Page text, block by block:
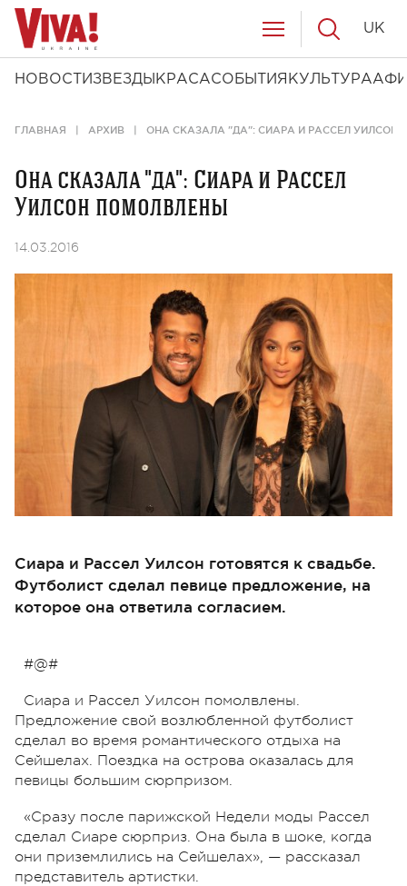
НОВОСТИ ЗВЕЗДЫ КРАСАСОБЫТИЯ КУЛЬТУРА
UK
ГЛАВНАЯ АРХИВ ОНА СКАЗАЛА "ДА": СИАРА И РАССЕЛ УИЛСОН
Она сказала "да": Сиара и Рассел
Уилсон помолвлены
14.03.2016
Сиара и Рассел Уилсон готовятся к свадьбе.
Футболист сделал певице предложение, на
которое она ответила согласием.
#@#
Сиара и Рассел Уилсон помолвлены.
Предложение свой возлюбленной футболист
сделал во время романтического отдыха на
Сейшелах. Поездка на острова оказалась для
певицы большим сюрпризом.
«Сразу после парижской Недели моды Рассел
сделал Сиаре сюрприз. Она была в шоке, когда
они приземлились на Сейшелах», — рассказал
представитель артистки.